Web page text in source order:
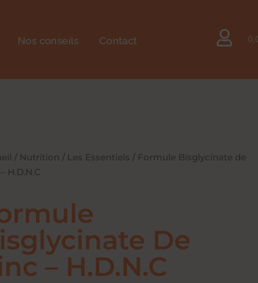
Nos conseils Contact
/ Nutrition / Les Essentiels / Formule Bisglycinate de
H.D.N.C
De
– H.D.N.C